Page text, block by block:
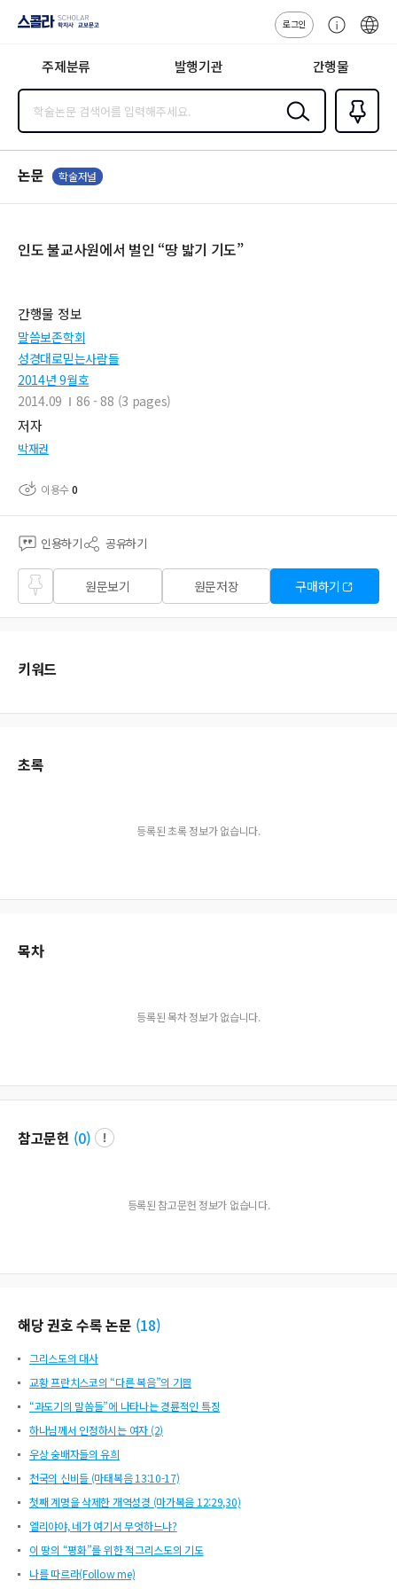
지사·교보문고
로그인
센
주제분류 발행기관 간행물
검색
즐겨찾
기0
논문 학술저널
인도 불교사원에서 벌인 “땅 밟기 기도”
간행물 정보
말씀보존학회
성경대로믿는사람들
2014년 9월호
2014.09
86 - 88 (3 pages)
저자
박재권
이용수0
인용하기 공유하기
즐겨
찾기
원문보기 원문저장 구매하기
키워드
초록
등록된 초록 정보가 없습니다.
목차
등록된 목차 정보가 없습니다.
참고문헌 (0)
등록된 참고문헌 정보가 없습니다.
해당 권호 수록 논문 (18)
그리스도의 대사
교황 프란치스코의 “다른 복음”의 기쁨
“과도기의 말씀들”에 나타나는 경륜적인 특징
하나님께서 인정하시는 여자 (2)
우상 숭배자들의 유희
천국의 신비들 (마태복음 13:10-17)
첫째 계명을 삭제한 개역성경 (마가복음 12:29,30)
엘리야야, 네가 여기서 무엇하느냐?
이 땅의 “평화”를 위한 적그리스도의 기도
나를 따르라(Follow me)